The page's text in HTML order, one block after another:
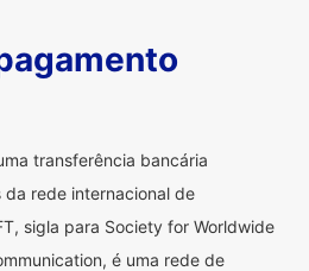
transferência bancária
rede internacional de
sigla para Society for Worldwide
é uma rede de